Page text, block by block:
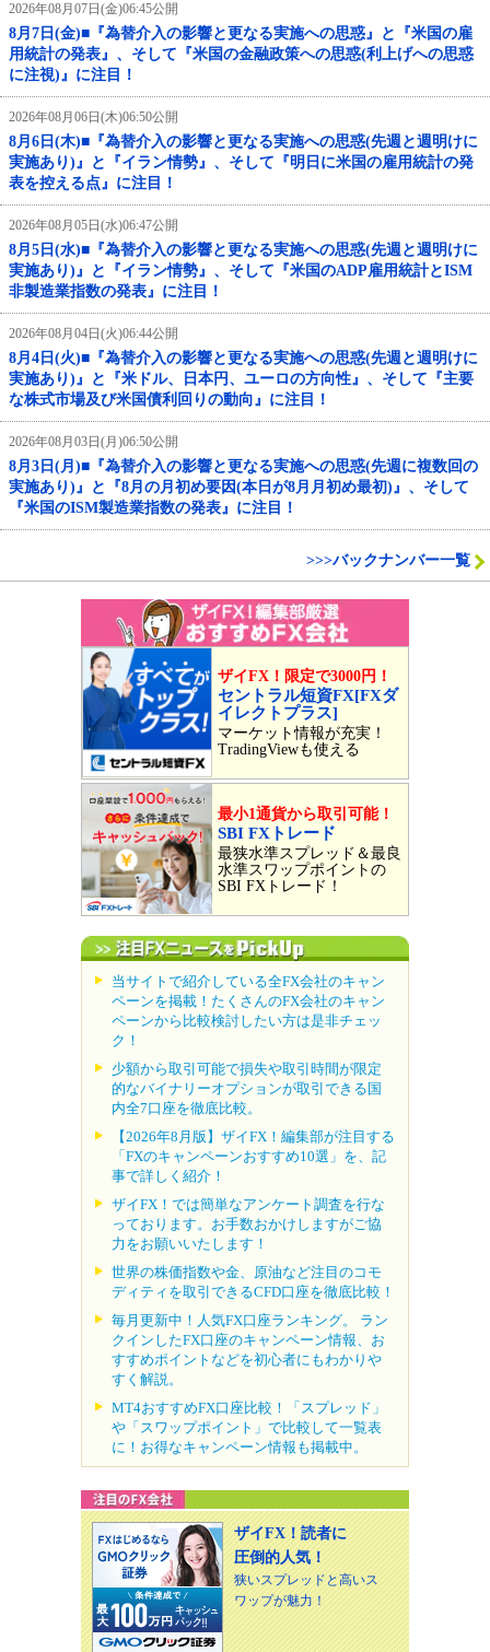
2026年08月07日(金)06:45公開
8月7日(金)■『為替介入の影響と更なる実施への思惑』と『米国の雇
用統計の発表』、そして『米国の金融政策への思惑(利上げへの思惑
に注視)』に注目！
2026年08月06日(木)06:50公開
8月6日(木)■『為替介入の影響と更なる実施への思惑(先週と週明けに
実施あり)』と『イラン情勢』、そして『明日に米国の雇用統計の発
表を控える点』に注目！
2026年08月05日(水)06:47公開
8月5日(水)■『為替介入の影響と更なる実施への思惑(先週と週明けに
実施あり)』と『イラン情勢』、そして『米国のADP雇用統計とISM
非製造業指数の発表』に注目！
2026年08月04日(火)06:44公開
8月4日(火)■『為替介入の影響と更なる実施への思惑(先週と週明けに
実施あり)』と『米ドル、日本円、ユーロの方向性』、そして『主要
な株式市場及び米国債利回りの動向』に注目！
2026年08月03日(月)06:50公開
8月3日(月)■『為替介入の影響と更なる実施への思惑(先週に複数回の
実施あり)』と『8月の月初め要因(本日が8月月初め最初)』、そして
『米国のISM製造業指数の発表』に注目！
>>>バックナンバー一覧
ザイFX！限定で3000円！
セントラル短資FX[FXダ
イレクトプラス]
マーケット情報が充実！
TradingViewも使える
最小1通貨から取引可能！
SBI FXトレード
最狭水準スプレッド＆最良
水準スワップポイントの
SBI FXトレード！
当サイトで紹介している全FX会社のキャン
ペーンを掲載！たくさんのFX会社のキャン
ペーンから比較検討したい方は是非チェッ
ク！
少額から取引可能で損失や取引時間が限定
的なバイナリーオプションが取引できる国
内全7口座を徹底比較。
【2026年8月版】ザイFX！編集部が注目する
「FXのキャンペーンおすすめ10選」を、記
事で詳しく紹介！
ザイFX！では簡単なアンケート調査を行な
っております。お手数おかけしますがご協
力をお願いいたします！
世界の株価指数や金、原油など注目のコモ
ディティを取引できるCFD口座を徹底比較！
毎月更新中！人気FX口座ランキング。 ラン
クインしたFX口座のキャンペーン情報、お
すすめポイントなどを初心者にもわかりや
すく解説。
MT4おすすめFX口座比較！「スプレッド」
や「スワップポイント」で比較して一覧表
に！お得なキャンペーン情報も掲載中。
ザイFX！読者に
圧倒的人気！
狭いスプレッドと高いス
ワップが魅力！